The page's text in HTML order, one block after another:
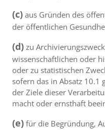
(c) aus Gründen des
der öffentlichen
(d) zu
wissenschaftlichen oder
oder zu statistischen
sofern das in Absatz 10.1
der Ziele dieser
macht oder ernsthaft
(e) für die Begründung,